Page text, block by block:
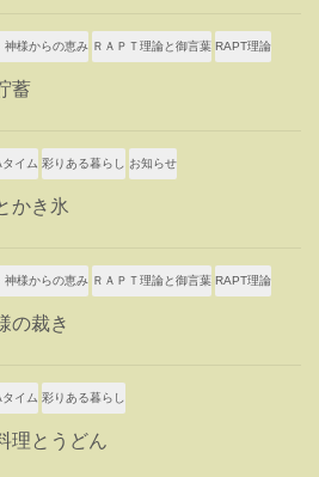
神様からの恵み ＲＡＰＴ理論と御言葉 RAPT理論
蓄
イム 彩りある暮らし お知らせ
かき氷
神様からの恵み ＲＡＰＴ理論と御言葉 RAPT理論
の裁き
イム 彩りある暮らし
理とうどん